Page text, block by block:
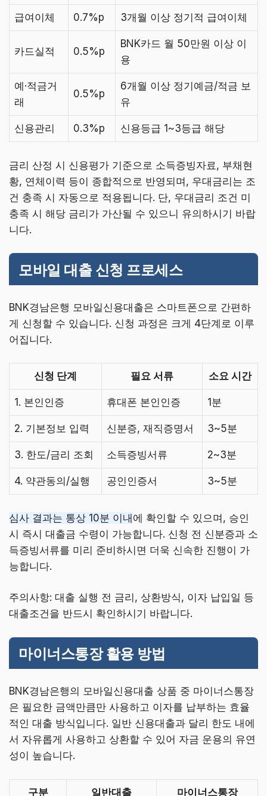
급여이체 0.7%p 3개월 이상 정기적 급여이체
카드실적 0.5%p
BNK카드 월 50만원 이상 이
용
예·적금거
래
0.5%p
6개월 이상 정기예금/적금 보
유
신용관리 0.3%p 신용등급 1~3등급 해당
금리 산정 시 신용평가 기준으로 소득증빙자료, 부채현
황, 연체이력 등이 종합적으로 반영되며, 우대금리는 조
건 충족 시 자동으로 적용됩니다. 단, 우대금리 조건 미
충족 시 해당 금리가 가산될 수 있으니 유의하시기 바랍
니다.
모바일 대출 신청 프로세스
BNK경남은행 모바일신용대출은 스마트폰으로 간편하
게 신청할 수 있습니다. 신청 과정은 크게 4단계로 이루
어집니다.
신청 단계 필요 서류 소요 시간
1. 본인인증 휴대폰 본인인증 1분
2. 기본정보 입력 신분증, 재직증명서 3~5분
3. 한도/금리 조회 소득증빙서류 2~3분
4. 약관동의/실행 공인인증서 3~5분
심사 결과는 통상 10분 이내에 확인할 수 있으며, 승인
시 즉시 대출금 수령이 가능합니다. 신청 전 신분증과 소
득증빙서류를 미리 준비하시면 더욱 신속한 진행이 가
능합니다.
주의사항: 대출 실행 전 금리, 상환방식, 이자 납입일 등
대출조건을 반드시 확인하시기 바랍니다.
마이너스통장 활용 방법
BNK경남은행의 모바일신용대출 상품 중 마이너스통장
은 필요한 금액만큼만 사용하고 이자를 납부하는 효율
적인 대출 방식입니다. 일반 신용대출과 달리 한도 내에
서 자유롭게 사용하고 상환할 수 있어 자금 운용의 유연
성이 높습니다.
구분 일반대출 마이너스통장